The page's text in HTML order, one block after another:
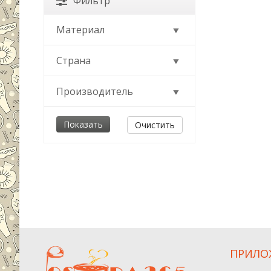
Материал
Страна
Производитель
Очистить